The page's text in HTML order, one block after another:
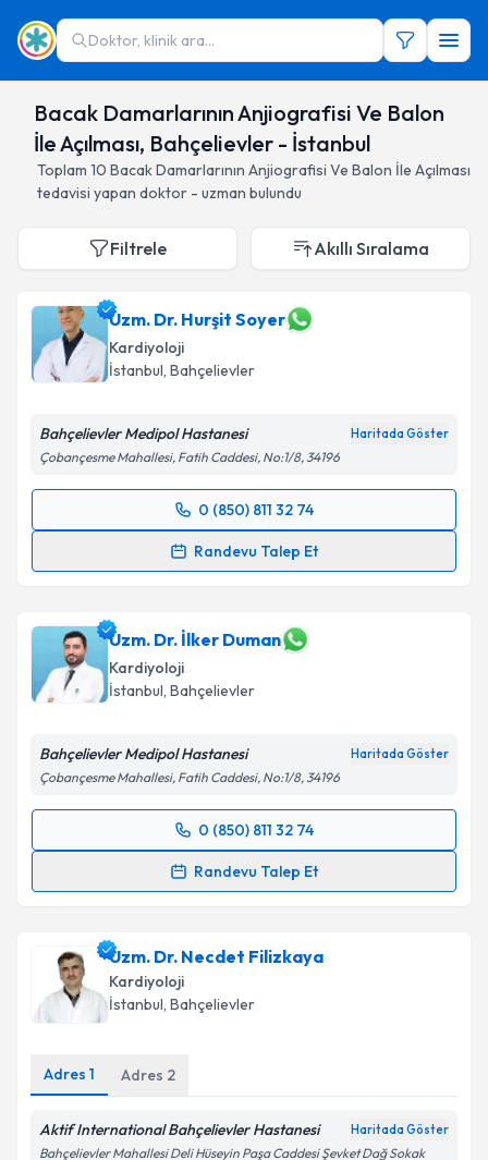
Doktor, klinik ara...
Bacak Damarlarının Anjiografisi Ve Balon
İle Açılması, Bahçelievler - İstanbul
Toplam 10 Bacak Damarlarının Anjiografisi Ve Balon İle Açılması
tedavisi yapan doktor - uzman bulundu
Filtrele Akıllı Sıralama
Uzm. Dr. Hurşit Soyer
Kardiyoloji
İstanbul, Bahçelievler
Bahçelievler Medipol Hastanesi Haritada Göster
Çobançesme Mahallesi, Fatih Caddesi, No:1/8, 34196
0 (850) 811 32 74
Randevu Talep Et
Randevu Takvimi Talebi
takvim hazırlandığında e-posta ile bilgilendireceğiz.
E-posta Adresiniz
Kişisel verilerimin işlenmesine ilişkin
Metni'ni okudum ve kişisel verilerimin belirtilen
kapsamda işlenmesini kabul ediyorum.
Takvim Talebini Gönder
Uzm. Dr. İlker Duman
Kardiyoloji
İstanbul, Bahçelievler
Bahçelievler Medipol Hastanesi Haritada Göster
Çobançesme Mahallesi, Fatih Caddesi, No:1/8, 34196
0 (850) 811 32 74
Randevu Talep Et
Randevu Takvimi Talebi
takvim hazırlandığında e-posta ile bilgilendireceğiz.
E-posta Adresiniz
Metni'ni okudum ve kişisel verilerimin belirtilen
kapsamda işlenmesini kabul ediyorum.
Uzm. Dr. Necdet Filizkaya
Kardiyoloji
İstanbul, Bahçelievler
Adres 1 Adres 2
Aktif International Bahçelievler Hastanesi Haritada Göster
Bahçelievler Mahallesi Deli Hüseyin Paşa Caddesi Şevket Dağ Sokak